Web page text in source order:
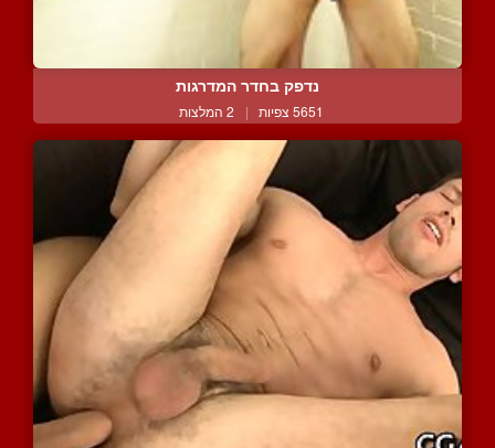
נדפק בחדר המדרגות
5651 צפיות | 2 המלצות